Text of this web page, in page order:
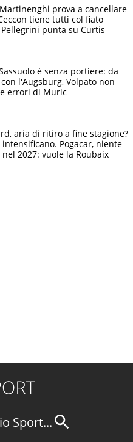
prova a cancellare
tiene tutti col fiato
Pellegrini punta su Curtis
è senza portiere: da
l'Augsburg, Volpato non
errori di Muric
aria di ritiro a fine stagione?
intensificano. Pogacar, niente
2027: vuole la Roubaix
Sport...